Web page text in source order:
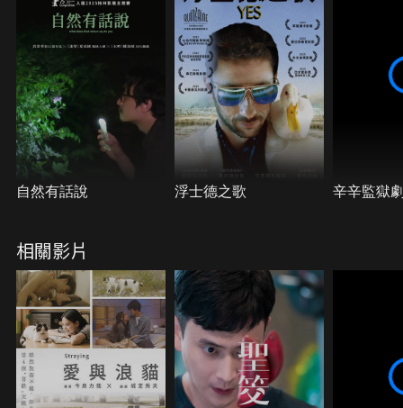
自然有話說 浮士德之歌 辛辛監獄
相關影片